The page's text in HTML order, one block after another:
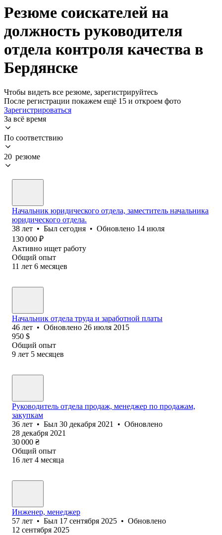
Резюме соискателей на
должность руководителя
отдела контроля качества в
Бердянске
Чтобы видеть все резюме, зарегистрируйтесь
После регистрации покажем ещё 15 и откроем фото
Зарегистрироваться
За всё время
По соответствию
20 резюме
Начальник юридического отдела, заместитель начальника
юридического отдела.
38 лет • Был сегодня • Обновлено 14 июля
130 000 ₽
Активно ищет работу
Общий опыт
11 лет 6 месяцев
Начальник отдела труда и заработной платы
46 лет • Обновлено 26 июля 2015
950 $
Общий опыт
9 лет 5 месяцев
Руководитель отдела продаж, менеджер по продажам,
закупкам
36 лет • Был 30 декабря 2021 • Обновлено
28 декабря 2021
30 000 ₴
Общий опыт
16 лет 4 месяца
Инженер, менеджер
57 лет • Был 17 сентября 2025 • Обновлено
12 сентября 2025